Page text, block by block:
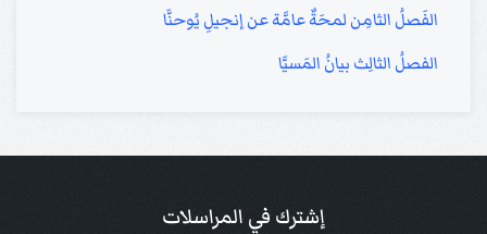
الفَصلُ الثامِن لمحَةٌ عامَّة عن إنجيلِ يُوحنَّا
الفصلُ الثالِث بيانُ المَسيَّا
إشترك في المراسلات